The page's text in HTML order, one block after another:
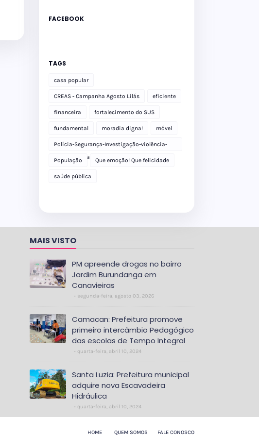
FACEBOOK
TAGS
casa popular
CREAS - Campanha Agosto Lilás eficiente
financeira fortalecimento do SUS
fundamental moradia digna! móvel
Polícia-Segurança-Investigação-violência-
Polícia Militar-delegacia
População Que emoção! Que felicidade
saúde pública
MAIS VISTO
PM apreende drogas no bairro
Jardim Burundanga em
Canavieiras
segunda-feira, agosto 03, 2026
Camacan: Prefeitura promove
primeiro intercâmbio Pedagógico
das escolas de Tempo Integral
quarta-feira, abril 10, 2024
Santa Luzia: Prefeitura municipal
adquire nova Escavadeira
Hidráulica
quarta-feira, abril 10, 2024
HOME QUEM SOMOS FALE CONOSCO